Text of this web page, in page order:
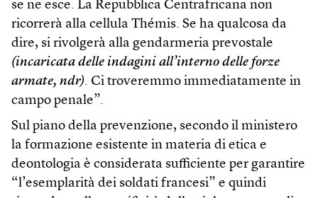
se ne esce. La Repubblica Centrafricana non
ricorrerà alla cellula Thémis. Se ha qualcosa da
dire, si rivolgerà alla gendarmeria prevostale
(incaricata delle indagini all’interno delle forze
armate, ndr). Ci troveremmo immediatamente in
campo penale”.
Sul piano della prevenzione, secondo il ministero
la formazione esistente in materia di etica e
deontologia è considerata sufficiente per garantire
“l’esemplarità dei soldati francesi” e quindi